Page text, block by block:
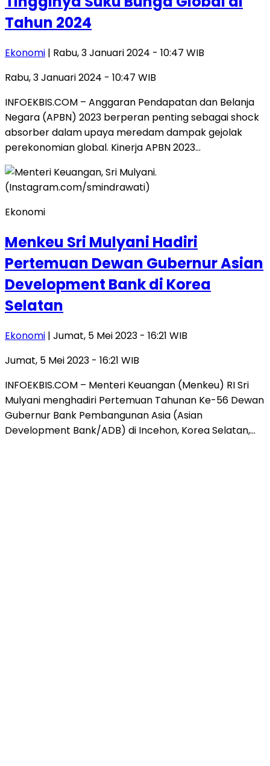
Tahun 2024
Ekonomi | Rabu, 3 Januari 2024 - 10:47 WIB
Rabu, 3 Januari 2024 - 10:47 WIB
INFOEKBIS.COM – Anggaran Pendapatan dan Belanja
Negara (APBN) 2023 berperan penting sebagai shock
absorber dalam upaya meredam dampak gejolak
perekonomian global. Kinerja APBN 2023…
Ekonomi
Menkeu Sri Mulyani Hadiri
Pertemuan Dewan Gubernur Asian
Development Bank di Korea
Selatan
Ekonomi | Jumat, 5 Mei 2023 - 16:21 WIB
Jumat, 5 Mei 2023 - 16:21 WIB
INFOEKBIS.COM – Menteri Keuangan (Menkeu) RI Sri
Mulyani menghadiri Pertemuan Tahunan Ke-56 Dewan
Gubernur Bank Pembangunan Asia (Asian
Development Bank/ADB) di Incehon, Korea Selatan,…